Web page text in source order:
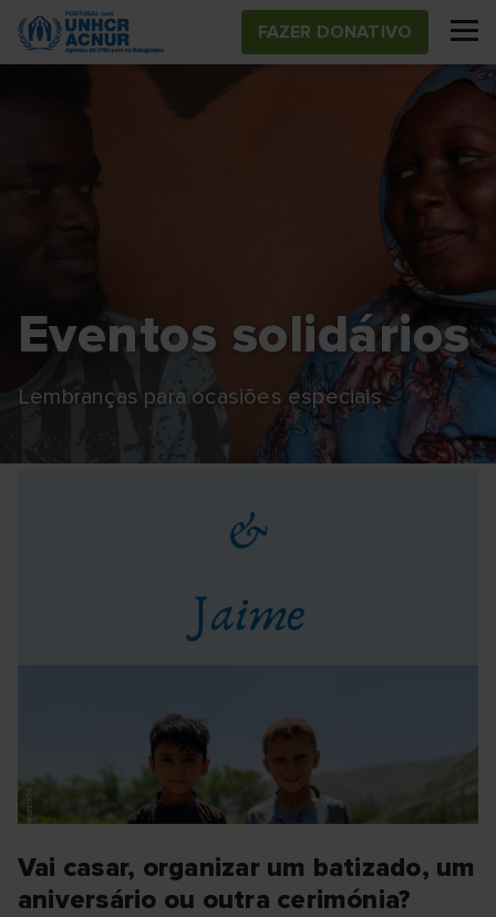
Skip
main
FAZER DONATIVO
Eventos solidários
Lembranças para ocasiões especiais
Vai casar, organizar um batizado, um
aniversário ou outra cerimónia?